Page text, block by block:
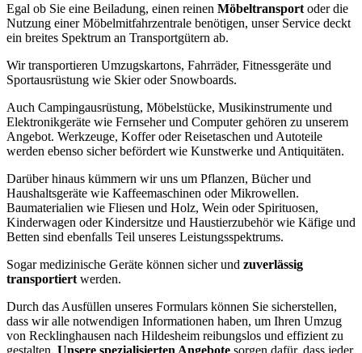
Egal ob Sie eine Beiladung, einen reinen Möbeltransport oder die
Nutzung einer Möbelmitfahrzentrale benötigen, unser Service deckt
ein breites Spektrum an Transportgütern ab.
Wir transportieren Umzugskartons, Fahrräder, Fitnessgeräte und
Sportausrüstung wie Skier oder Snowboards.
Auch Campingausrüstung, Möbelstücke, Musikinstrumente und
Elektronikgeräte wie Fernseher und Computer gehören zu unserem
Angebot. Werkzeuge, Koffer oder Reisetaschen und Autoteile
werden ebenso sicher befördert wie Kunstwerke und Antiquitäten.
Darüber hinaus kümmern wir uns um Pflanzen, Bücher und
Haushaltsgeräte wie Kaffeemaschinen oder Mikrowellen.
Baumaterialien wie Fliesen und Holz, Wein oder Spirituosen,
Kinderwagen oder Kindersitze und Haustierzubehör wie Käfige und
Betten sind ebenfalls Teil unseres Leistungsspektrums.
Sogar medizinische Geräte können sicher und zuverlässig
transportiert werden.
Durch das Ausfüllen unseres Formulars können Sie sicherstellen,
dass wir alle notwendigen Informationen haben, um Ihren Umzug
von Recklinghausen nach Hildesheim reibungslos und effizient zu
gestalten. Unsere spezialisierten Angebote sorgen dafür, dass jeder